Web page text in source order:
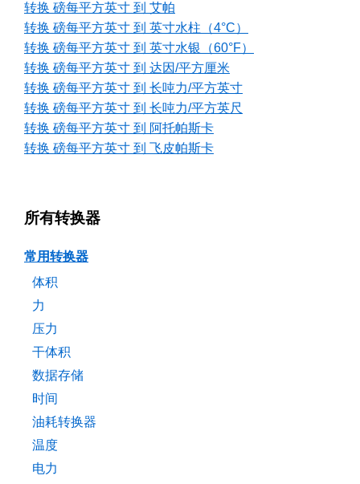
转换 磅每平方英寸 到 艾帕
转换 磅每平方英寸 到 英寸水柱（4°C）
转换 磅每平方英寸 到 英寸水银（60°F）
转换 磅每平方英寸 到 达因/平方厘米
转换 磅每平方英寸 到 长吨力/平方英寸
转换 磅每平方英寸 到 长吨力/平方英尺
转换 磅每平方英寸 到 阿托帕斯卡
转换 磅每平方英寸 到 飞皮帕斯卡
所有转换器
常用转换器
体积
力
压力
干体积
数据存储
时间
油耗转换器
温度
电力